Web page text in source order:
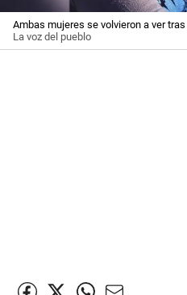
Ambas mujeres se volvieron a ver
La voz del pueblo